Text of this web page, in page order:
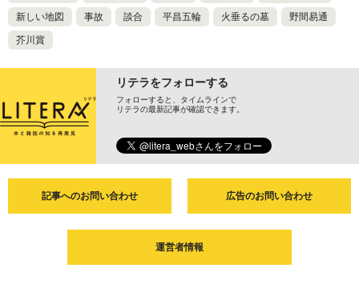
新しい地図 事故 談合 平昌五輪 火垂るの墓 野間易通
芥川賞
リテラをフォローする
フォローすると、タイムラインで
リテラの最新記事が確認できます。
記事へのお問い合わせ 広告のお問い合わせ
運営者情報